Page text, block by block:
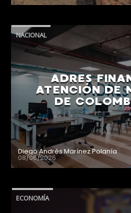
NACIONAL
ADRES
ATENCIÓN DE
DE
Diego Andrés Marínez Polanía
08/06/2026
ECONOMÍA